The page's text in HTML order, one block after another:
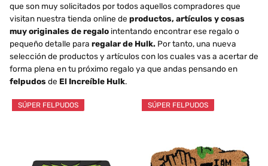
que son muy solicitados por todos aquellos compradores que
visitan nuestra tienda online de productos, artículos y cosas
muy originales de regalo intentando encontrar ese regalo o
pequeño detalle para regalar de Hulk. Por tanto, una nueva
selección de productos y artículos con los cuales vas a acertar de
forma plena en tu próximo regalo ya que andas pensando en
felpudos de El Increíble Hulk.
SÚPER FELPUDOS SÚPER FELPUDOS